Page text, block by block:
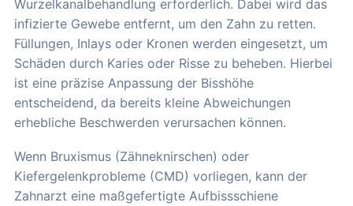
Wurzelkanalbehandlung erforderlich. Dabei wird das
infizierte Gewebe entfernt, um den Zahn zu retten.
Füllungen, Inlays oder Kronen werden eingesetzt, um
Schäden durch Karies oder Risse zu beheben. Hierbei
ist eine präzise Anpassung der Bisshöhe
entscheidend, da bereits kleine Abweichungen
erhebliche Beschwerden verursachen können.
Wenn Bruxismus (Zähneknirschen) oder
Kiefergelenkprobleme (CMD) vorliegen, kann der
Zahnarzt eine maßgefertigte Aufbissschiene